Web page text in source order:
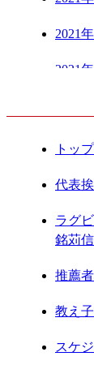
2021
2021
2021年
2021年
2021年
2021
2021
2020
2020
トッ
代表
ラグ
銘苅
推薦
教え
スケ